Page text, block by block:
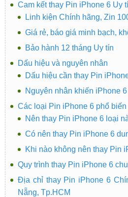
Cam kết thay Pin iPhone 6 Uy
Linh kiện Chính hãng, Zin
Giá rẻ, báo giá minh bạch,
Bảo hành 12 tháng Uy tín
Dấu hiệu và nguyên nhân
Dấu hiệu cần thay Pin
Nguyên nhân khiến iPhone
Các loại Pin iPhone 6 phổ
Nên thay Pin iPhone 6 loại
Có nên thay Pin iPhone 6
Khi nào không nên thay Pin
Quy trình thay Pin iPhone 6
Địa chỉ thay Pin iPhone 6
Nẵng, Tp.HCM